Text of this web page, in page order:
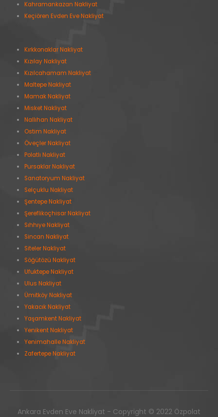
Kahramankazan Nakliyat
Keçiören Evden Eve Nakliyat
Kırkkonaklar Nakliyat
Kızılay Nakliyat
Kızılcahamam Nakliyat
Maltepe Nakliyat
Mamak Nakliyat
Misket Nakliyat
Nallıhan Nakliyat
Ostim Nakliyat
Öveçler Nakliyat
Polatlı Nakliyat
Pursaklar Nakliyat
Sanatoryum Nakliyat
Selçuklu Nakliyat
Şentepe Nakliyat
Şereflikoçhisar Nakliyat
Sıhhıye Nakliyat
Sincan Nakliyat
Siteler Nakliyat
Söğütözü Nakliyat
Ufuktepe Nakliyat
Ulus Nakliyat
Ümitköy Nakliyat
Yakacık Nakliyat
Yaşamkent Nakliyat
Yenikent Nakliyat
Yenimahalle Nakliyat
Zafertepe Nakliyat
Ankara Evden Eve Nakliyat - Copyright © 2022 Özpolat